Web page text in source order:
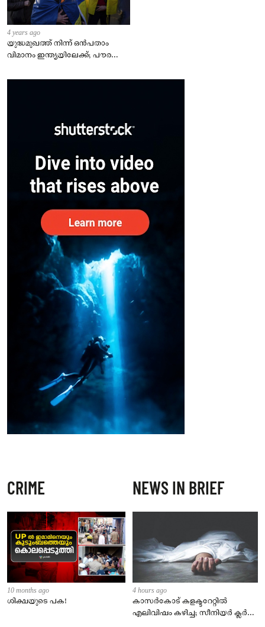
4 years ago
യുദ്ധമുഖത്ത് നിന്ന് ഒൻപതാം
വിമാനം ഇന്ത്യയിലേക്ക്; പൗരന്മാർ
– കേന്ദ്രം
CRIME
10 months ago
ശിക്ഷയുടെ പക!
NEWS IN BRIEF
4 hours ago
കാസർകോട് കളക്ടറേറ്റിൽ
എലിവിഷം കഴിച്ച; സീനിയർ ക്ലർക്ക്